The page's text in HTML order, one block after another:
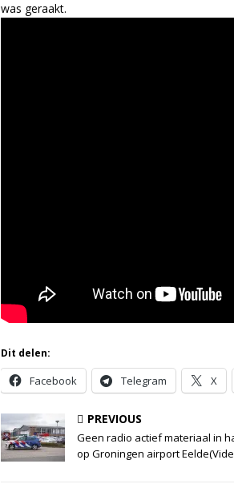
was geraakt.
Dit delen:
Facebook Telegram X
PREVIOUS
Geen radio actief materiaal in
op Groningen airport